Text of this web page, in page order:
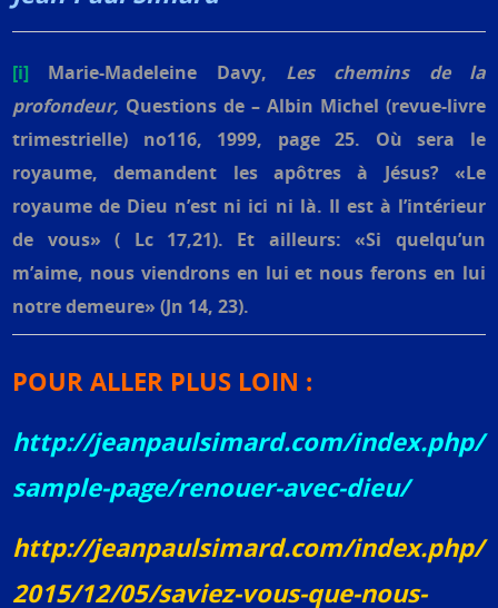
[i] Marie-Madeleine Davy, Les chemins de la
profondeur, Questions de – Albin Michel (revue-livre
trimestrielle) no116, 1999, page 25. Où sera le
royaume, demandent les apôtres à Jésus? «Le
royaume de Dieu n’est ni ici ni là. Il est à l’intérieur
de vous» ( Lc 17,21). Et ailleurs: «Si quelqu’un
m’aime, nous viendrons en lui et nous ferons en lui
notre demeure» (Jn 14, 23).
POUR ALLER PLUS LOIN :
http://jeanpaulsimard.com/index.php/
sample-page/renouer-avec-dieu/
http://jeanpaulsimard.com/index.php/
2015/12/05/saviez-vous-que-nous-